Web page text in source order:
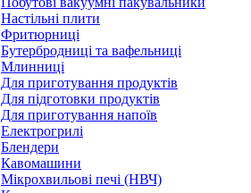
Настільні плити
Фритюрниці
Бутербродниці та вафельниці
Млинниці
Для приготування продуктів
Для підготовки продуктів
Для приготування напоїв
Електрогрилі
Блендери
Кавомашини
Мікрохвильові печі (НВЧ)